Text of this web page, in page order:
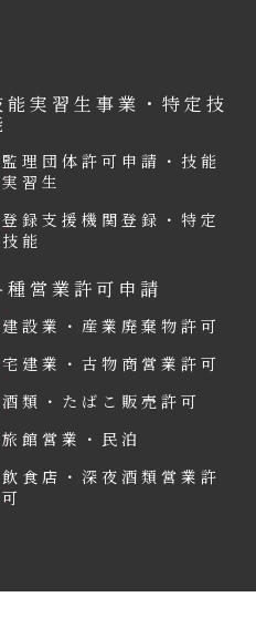
能実習生事業・特定技
監理団体許可申請・技能
実習生
登録支援機関登録・特定
技能
種営業許可申請
建設業・産業廃棄物許可
宅建業・古物商営業許可
酒類・たばこ販売許可
旅館営業・民泊
飲食店・深夜酒類営業許
可